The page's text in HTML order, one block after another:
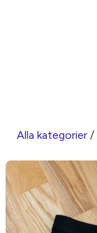
Alla kategorier /